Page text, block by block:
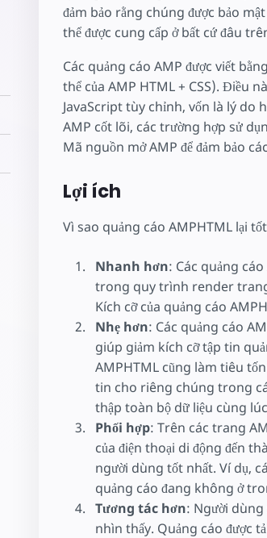
đảm bảo rằng chúng được bảo
thể được cung cấp ở bất cứ đâu
Các quảng cáo AMP được viết
thể của AMP HTML + CSS). Điều
JavaScript tùy chỉnh, vốn là lý do
AMP cốt lõi, các trường hợp sử
Mã nguồn mở AMP để đảm bảo
Lợi ích
Vì sao quảng cáo AMPHTML lại
Nhanh hơn: Các quảng
trong quy trình render
Kích cỡ của quảng cáo
Nhẹ hơn: Các quảng cáo
giúp giảm kích cỡ tập tin
AMPHTML cũng làm tiêu
tin cho riêng chúng trong
thập toàn bộ dữ liệu cùng
Phối hợp: Trên các trang
của điện thoại di động đến
người dùng tốt nhất. Ví dụ,
quảng cáo đang không ở
Tương tác hơn: Người
nhìn thấy. Quảng cáo được